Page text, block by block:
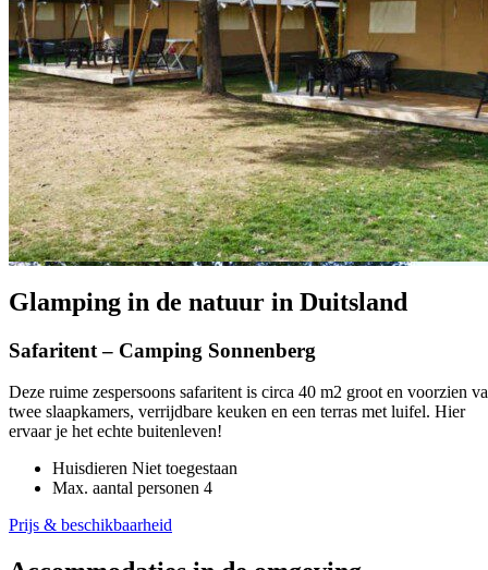
Glamping in de natuur in Duitsland
Safaritent – Camping Sonnenberg
Deze ruime zespersoons safaritent is circa 40 m2 groot en voorzien
twee slaapkamers, verrijdbare keuken en een terras met luifel. Hier
ervaar je het echte buitenleven!
Huisdieren Niet toegestaan
Max. aantal personen 4
Prijs & beschikbaarheid